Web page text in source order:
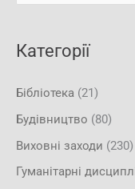
Категорії
Бібліотека (21)
Будівництво (80)
Виховні заходи (230)
Гуманітарні